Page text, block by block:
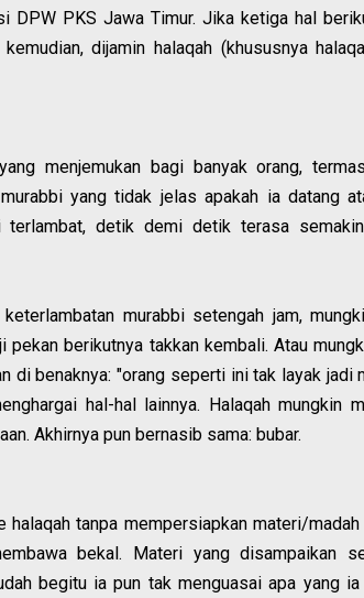
DPW PKS Jawa Timur. Jika ketiga hal
dijamin halaqah (khususnya
menjemukan bagi banyak orang,
yang tidak jelas apakah ia datang
terlambat, detik demi detik terasa
murabbi setengah jam,
pekan berikutnya takkan kembali. Atau
di benaknya: "orang seperti ini tak layak jadi
hal-hal lainnya. Halaqah mungkin
Akhirnya pun bernasib sama: bubar.
halaqah tanpa mempersiapkan materi/
bekal. Materi yang disampaikan
begitu ia pun tak menguasai apa yang